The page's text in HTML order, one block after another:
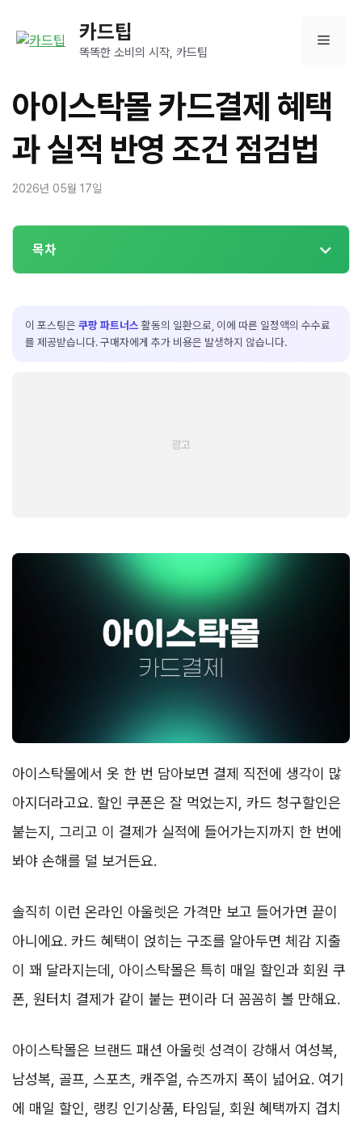
카드팁
똑똑한 소비의 시작, 카드팁
메
뉴
아이스탁몰 카드결제 혜택
과 실적 반영 조건 점검법
2026년 05월 17일
목차
이 포스팅은 쿠팡 파트너스 활동의 일환으로, 이에 따른 일정액의 수수료
를 제공받습니다. 구매자에게 추가 비용은 발생하지 않습니다.
아이스탁몰에서 옷 한 번 담아보면 결제 직전에 생각이 많
아지더라고요. 할인 쿠폰은 잘 먹었는지, 카드 청구할인은
붙는지, 그리고 이 결제가 실적에 들어가는지까지 한 번에
봐야 손해를 덜 보거든요.
솔직히 이런 온라인 아울렛은 가격만 보고 들어가면 끝이
아니에요. 카드 혜택이 얹히는 구조를 알아두면 체감 지출
이 꽤 달라지는데, 아이스탁몰은 특히 매일 할인과 회원 쿠
폰, 원터치 결제가 같이 붙는 편이라 더 꼼꼼히 볼 만해요.
아이스탁몰은 브랜드 패션 아울렛 성격이 강해서 여성복,
남성복, 골프, 스포츠, 캐주얼, 슈즈까지 폭이 넓어요. 여기
에 매일 할인, 랭킹 인기상품, 타임딜, 회원 혜택까지 겹치